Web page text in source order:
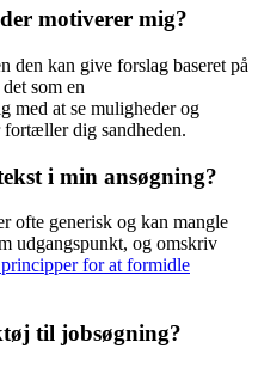
motiverer mig?
kan give forslag baseret på
som en
med at se muligheder og
dig sandheden.
i min ansøgning?
ofte generisk og kan mangle
udgangspunkt, og omskriv
for at formidle
til jobsøgning?